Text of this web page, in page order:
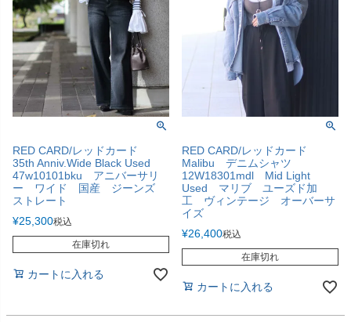
RED CARD/レッドカード
35th Anniv.Wide Black Used
47w10101bku アニバーサリ
ー ワイド 国産 ジーンズ
ストレート
¥25,300税込
在庫切れ
カートに入れる
RED CARD/レッドカード
Malibu デニムシャツ
12W18301mdl Mid Light
Used マリブ ユーズド加
工 ヴィンテージ オーバーサ
イズ
¥26,400税込
在庫切れ
カートに入れる